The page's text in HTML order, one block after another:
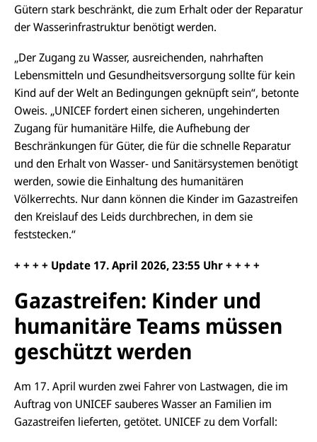
Gütern stark beschränkt, die zum Erhalt oder der Reparatur
der Wasserinfrastruktur benötigt werden.
„Der Zugang zu Wasser, ausreichenden, nahrhaften
Lebensmitteln und Gesundheitsversorgung sollte für kein
Kind auf der Welt an Bedingungen geknüpft sein“, betonte
Oweis. „UNICEF fordert einen sicheren, ungehinderten
Zugang für humanitäre Hilfe, die Aufhebung der
Beschränkungen für Güter, die für die schnelle Reparatur
und den Erhalt von Wasser- und Sanitärsystemen benötigt
werden, sowie die Einhaltung des humanitären
Völkerrechts. Nur dann können die Kinder im Gazastreifen
den Kreislauf des Leids durchbrechen, in dem sie
feststecken.“
+ + + + Update 17. April 2026, 23:55 Uhr + + + +
Gazastreifen: Kinder und
humanitäre Teams müssen
geschützt werden
Am 17. April wurden zwei Fahrer von Lastwagen, die im
Auftrag von UNICEF sauberes Wasser an Familien im
Gazastreifen lieferten, getötet. UNICEF zu dem Vorfall: